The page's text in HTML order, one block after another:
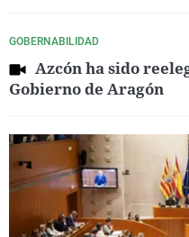
GOBERNABILIDAD
Azcón ha sido
Gobierno de Aragón